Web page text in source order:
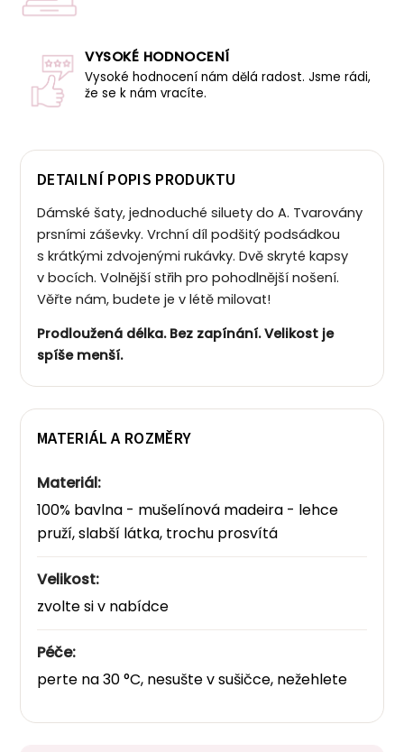
VYSOKÉ HODNOCENÍ
Vysoké hodnocení nám dělá radost. Jsme rádi,
že se k nám vracíte.
DETAILNÍ POPIS PRODUKTU
Dámské šaty, jednoduché siluety do A. Tvarovány
prsními záševky. Vrchní díl podšitý podsádkou
s krátkými zdvojenými rukávky. Dvě skryté kapsy
v bocích. Volnější střih pro pohodlnější nošení.
Věřte nám, budete je v létě milovat!
Prodloužená délka. Bez zapínání. Velikost je
spíše menší.
MATERIÁL A ROZMĚRY
Materiál:
100% bavlna - mušelínová madeira - lehce
pruží, slabší látka, trochu prosvítá
Velikost:
zvolte si v nabídce
Péče:
perte na 30 °C, nesušte v sušičce, nežehlete